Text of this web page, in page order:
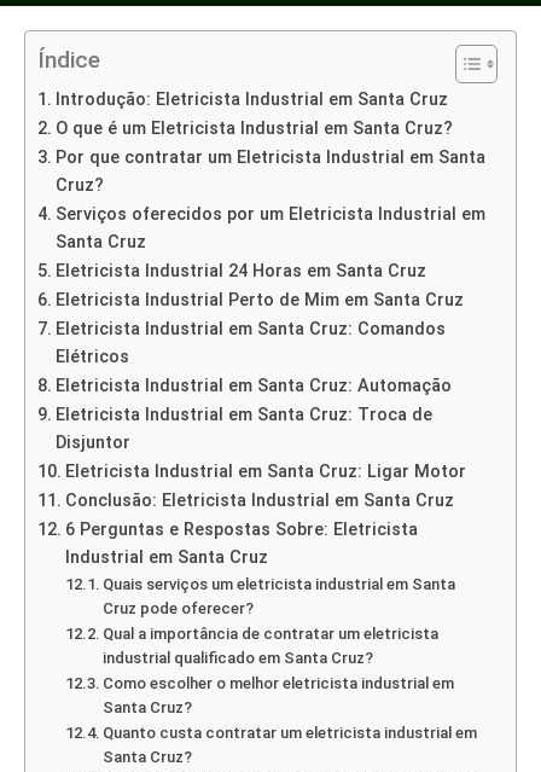
Índice
Introdução: Eletricista Industrial em Santa Cruz
O que é um Eletricista Industrial em Santa Cruz?
Por que contratar um Eletricista Industrial em Santa
Cruz?
Serviços oferecidos por um Eletricista Industrial em
Santa Cruz
Eletricista Industrial 24 Horas em Santa Cruz
Eletricista Industrial Perto de Mim em Santa Cruz
Eletricista Industrial em Santa Cruz: Comandos
Elétricos
Eletricista Industrial em Santa Cruz: Automação
Eletricista Industrial em Santa Cruz: Troca de
Disjuntor
Eletricista Industrial em Santa Cruz: Ligar Motor
Conclusão: Eletricista Industrial em Santa Cruz
6 Perguntas e Respostas Sobre: Eletricista
Industrial em Santa Cruz
Quais serviços um eletricista industrial em Santa
Cruz pode oferecer?
Qual a importância de contratar um eletricista
industrial qualificado em Santa Cruz?
Como escolher o melhor eletricista industrial em
Santa Cruz?
Quanto custa contratar um eletricista industrial em
Santa Cruz?